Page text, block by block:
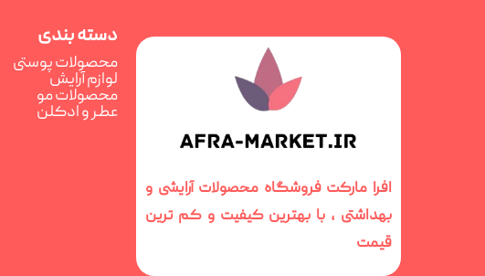
افرا مارکت فروشگاه محصولات آرایشی و
بهداشتی ، با بهترین کیفیت و کم ترین
قیمت
دسته بندی
محصولات پوستی
لوازم آرایش
محصولات مو
عطر و ادکلن